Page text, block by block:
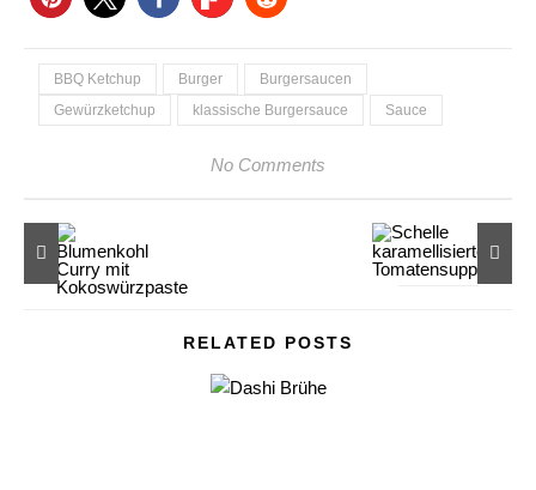
BBQ Ketchup Burger
Burgersaucen
Gewürzketchup
klassische Burgersauce Sauce
No Comments
RELATED POSTS